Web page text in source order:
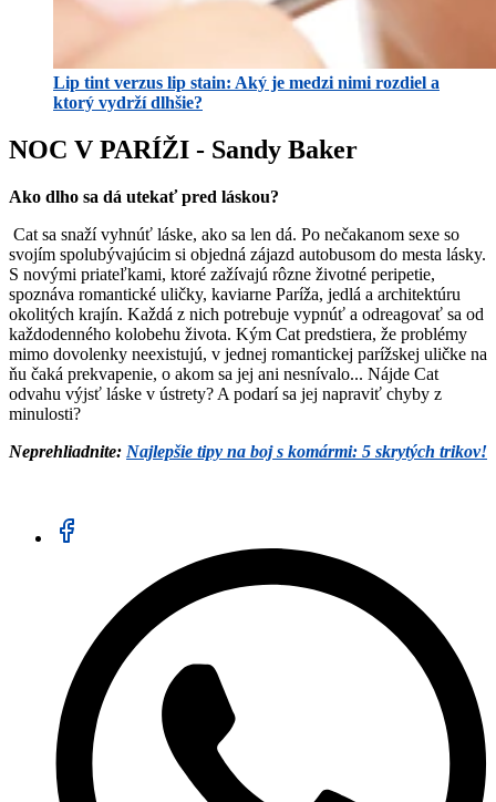
Lip tint verzus lip stain: Aký je medzi nimi rozdiel a
ktorý vydrží dlhšie?
NOC V PARÍŽI - Sandy Baker
Ako dlho sa dá utekať pred láskou?
Cat sa snaží vyhnúť láske, ako sa len dá. Po nečakanom sexe so
svojím spolubývajúcim si objedná zájazd autobusom do mesta lásky.
S novými priateľkami, ktoré zažívajú rôzne životné peripetie,
spoznáva romantické uličky, kaviarne Paríža, jedlá a architektúru
okolitých krajín. Každá z nich potrebuje vypnúť a odreagovať sa od
každodenného kolobehu života. Kým Cat predstiera, že problémy
mimo dovolenky neexistujú, v jednej romantickej parížskej uličke na
ňu čaká prekvapenie, o akom sa jej ani nesnívalo... Nájde Cat
odvahu výjsť láske v ústrety? A podarí sa jej napraviť chyby z
minulosti?
Neprehliadnite: Najlepšie tipy na boj s komármi: 5 skrytých trikov!